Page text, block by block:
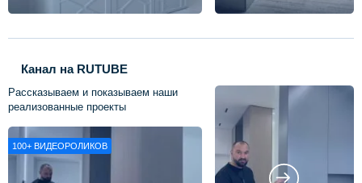
Канал на RUTUBE
Рассказываем и показываем наши
реализованные проекты
100+ ВИДЕОРОЛИКОВ